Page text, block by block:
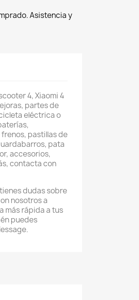
Asistencia y
4, Xiaomi 4
partes de
eléctrica o
pastillas de
pata
accesorios,
contacta con
dudas sobre
nosotros a
más rápida a tus
puedes